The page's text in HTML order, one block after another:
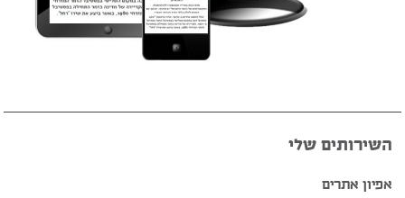
השירותים שלי
אפיון אתרים